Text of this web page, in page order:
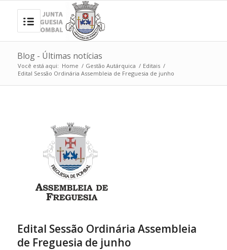
Blog - Últimas notícias
Você está aqui: Home / Gestão Autárquica / Editais /
Edital Sessão Ordinária Assembleia de Freguesia de junho
Edital Sessão Ordinária Assembleia
de Freguesia de junho